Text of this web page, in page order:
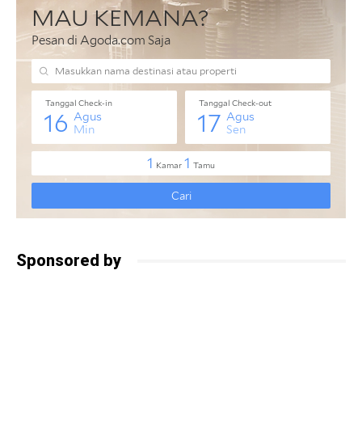
Sponsored by